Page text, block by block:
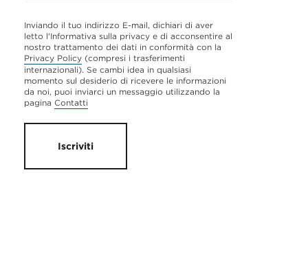
Inviando il tuo indirizzo E-mail, dichiari di aver
letto l'Informativa sulla privacy e di acconsentire al
nostro trattamento dei dati in conformità con la
Privacy Policy (compresi i trasferimenti
internazionali). Se cambi idea in qualsiasi
momento sul desiderio di ricevere le informazioni
da noi, puoi inviarci un messaggio utilizzando la
pagina Contatti
Iscriviti